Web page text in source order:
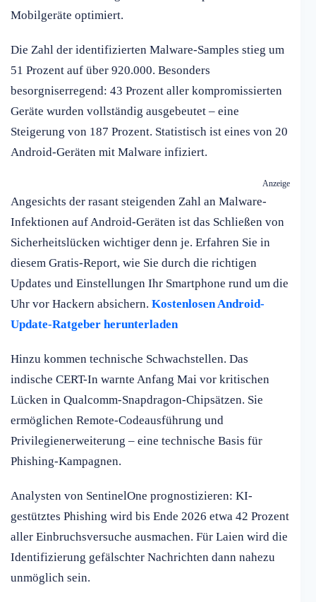
Mobilgeräte optimiert.
Die Zahl der identifizierten Malware-Samples stieg um
51 Prozent auf über 920.000. Besonders
besorgniserregend: 43 Prozent aller kompromissierten
Geräte wurden vollständig ausgebeutet – eine
Steigerung von 187 Prozent. Statistisch ist eines von 20
Android-Geräten mit Malware infiziert.
Anzeige
Angesichts der rasant steigenden Zahl an Malware-
Infektionen auf Android-Geräten ist das Schließen von
Sicherheitslücken wichtiger denn je. Erfahren Sie in
diesem Gratis-Report, wie Sie durch die richtigen
Updates und Einstellungen Ihr Smartphone rund um die
Uhr vor Hackern absichern. Kostenlosen Android-
Update-Ratgeber herunterladen
Hinzu kommen technische Schwachstellen. Das
indische CERT-In warnte Anfang Mai vor kritischen
Lücken in Qualcomm-Snapdragon-Chipsätzen. Sie
ermöglichen Remote-Codeausführung und
Privilegienerweiterung – eine technische Basis für
Phishing-Kampagnen.
Analysten von SentinelOne prognostizieren: KI-
gestütztes Phishing wird bis Ende 2026 etwa 42 Prozent
aller Einbruchsversuche ausmachen. Für Laien wird die
Identifizierung gefälschter Nachrichten dann nahezu
unmöglich sein.